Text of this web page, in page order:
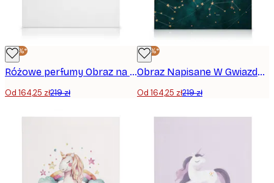
-25%*
Różowe perfumy Obraz na płótnie
Od 164,25 zł219 zł
-25%*
Obraz Napisane W Gwiazdach
Od 164,25 zł219 zł